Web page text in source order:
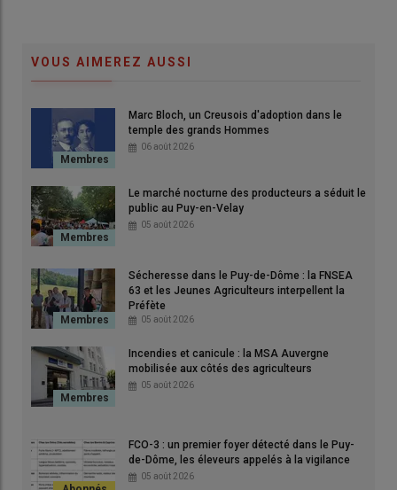
Le plan de filière régional prévoit un accompagnement des
dispositifs de stockage.
© CRA Aura
Quel est ce plan régional filière
grandes cultures 2024-2027 ?
Objectifde ce plan : Accompagner lesexploitationsdans leur
transition , améliorer leurperformanceet répondre auxenjeux
économiquesactuels.
avec laRégion Auvergne-Rhône-Alpes, ce plan s’inscrit dans
la continuité d’un travail engagé depuis 2018 pour structurer et
soutenir durablement la filière. Ce plan propose plusieurs
dans les exploitations.
VOUS AIMEREZ AUSSI
Marc Bloch, un Creusois d'adoption dans le
temple des grands Hommes
06 août 2026
Le marché nocturne des producteurs a séduit le
public au Puy-en-Velay
05 août 2026
Sécheresse dans le Puy-de-Dôme : la FNSEA
63 et les Jeunes Agriculteurs interpellent la
Préfète
05 août 2026
Incendies et canicule : la MSA Auvergne
mobilisée aux côtés des agriculteurs
05 août 2026
FCO-3 : un premier foyer détecté dans le Puy-
de-Dôme, les éleveurs appelés à la vigilance
05 août 2026